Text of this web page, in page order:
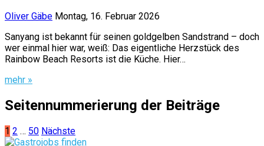
Oliver Gäbe Montag, 16. Februar 2026
Sanyang ist bekannt für seinen goldgelben Sandstrand – doch
wer einmal hier war, weiß: Das eigentliche Herzstück des
Rainbow Beach Resorts ist die Küche. Hier…
mehr »
Seitennummerierung der Beiträge
1 2 … 50 Nächste